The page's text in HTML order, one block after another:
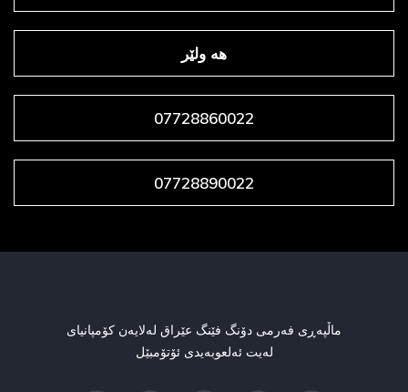
هه ولێر
07728860022
07728890022
ماڵپەڕی فەرمی دۆنگ فێنگ عێراق لەلایەن کۆمپانیای
لەیت ئەلعوبەیدی ئۆتۆمبێل